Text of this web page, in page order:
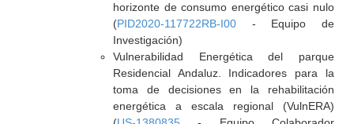
horizonte de consumo energético casi nulo
(PID2020-117722RB-I00- Equipo de
Investigación)
Vulnerabilidad Energética del parque
Residencial Andaluz. Indicadores para la
toma de decisiones en la rehabilitación
energética a escala regional (VulnERA)